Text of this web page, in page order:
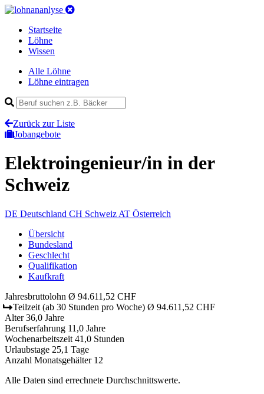
Startseite
Löhne
Wissen
Alle Löhne
Löhne eintragen
Zurück zur Liste
Jobangebote
Elektroingenieur/in in der
Schweiz
DE Deutschland CH Schweiz AT Österreich
Übersicht
Bundesland
Geschlecht
Qualifikation
Kaufkraft
Jahresbruttolohn Ø 94.611,52 CHF
Teilzeit (ab 30 Stunden pro Woche) Ø 94.611,52 CHF
Alter 36,0 Jahre
Berufserfahrung 11,0 Jahre
Wochenarbeitszeit 41,0 Stunden
Urlaubstage 25,1 Tage
Anzahl Monatsgehälter 12
Alle Daten sind errechnete Durchschnittswerte.